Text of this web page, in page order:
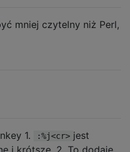
mniej czytelny niż Perl,
1. :%j<cr> jest
i krótsze. 2. To dodaje